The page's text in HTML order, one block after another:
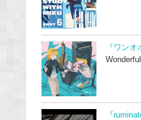
『ワンオ
『